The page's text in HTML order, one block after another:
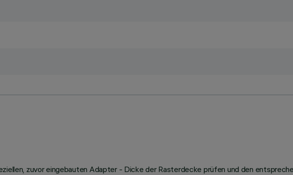
zuvor eingebauten Adapter - Dicke der Rasterdecke prüfen und den